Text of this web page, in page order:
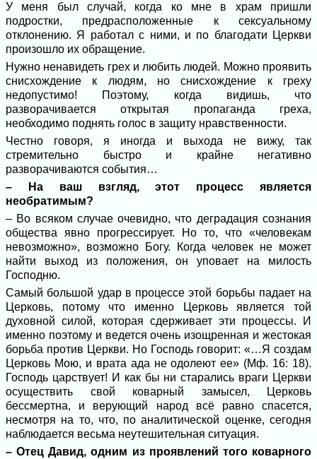
У меня был случай, когда ко мне в храм пришли
подростки, предрасположенные к сексуальному
отклонению. Я работал с ними, и по благодати Церкви
произошло их обращение.
Нужно ненавидеть грех и любить людей. Можно проявить
снисхождение к людям, но снисхождение к греху
недопустимо! Поэтому, когда видишь, что
разворачивается открытая пропаганда греха,
необходимо поднять голос в защиту нравственности.
Честно говоря, я иногда и выхода не вижу, так
стремительно быстро и крайне негативно
разворачиваются события…
– На ваш взгляд, этот процесс является
необратимым?
– Во всяком случае очевидно, что деградация сознания
общества явно прогрессирует. Но то, что «человекам
невозможно», возможно Богу. Когда человек не может
найти выход из положения, он уповает на милость
Господню.
Самый большой удар в процессе этой борьбы падает на
Церковь, потому что именно Церковь является той
духовной силой, которая сдерживает эти процессы. И
именно поэтому и ведется очень изощренная и жестокая
борьба против Церкви. Но Господь говорит: «…Я создам
Церковь Мою, и врата ада не одолеют ее» (Мф. 16: 18).
Господь царствует! И как бы ни старались враги Церкви
осуществить свой коварный замысел, Церковь
бессмертна, и верующий народ всё равно спасется,
несмотря на то, что, по аналитической оценке, сегодня
наблюдается весьма неутешительная ситуация.
– Отец Давид, одним из проявлений того коварного